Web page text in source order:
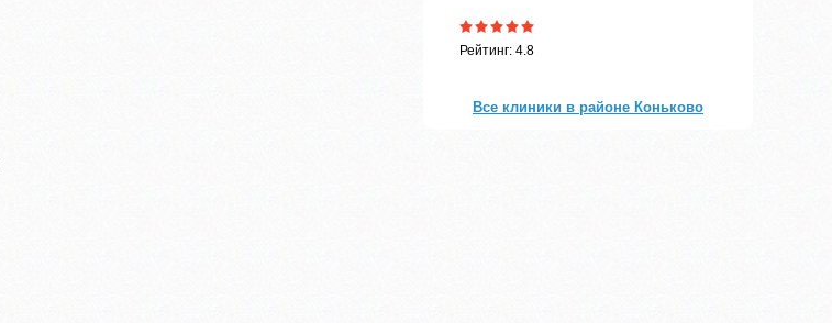
Рейтинг: 4.8
Все клиники в районе Коньково